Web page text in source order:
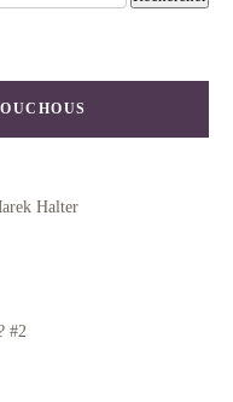
Halter
#2